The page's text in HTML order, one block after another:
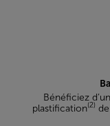
Bénéficiez
plastification(2)